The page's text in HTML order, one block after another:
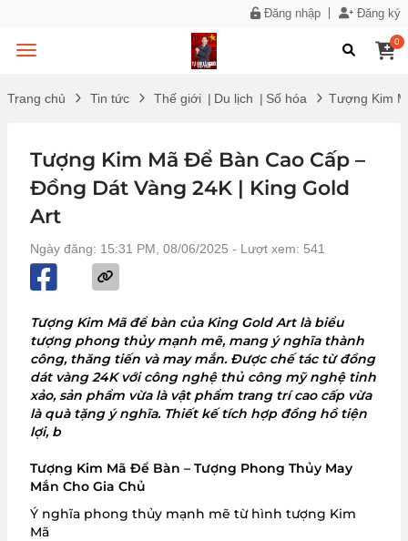
Đăng nhập Đăng ký
0
Trang chủ Tin tức Thế giới | Du lịch | Số hóa Tượng Kim
Tượng Kim Mã Để Bàn Cao Cấp –
Đồng Dát Vàng 24K | King Gold
Art
Ngày đăng: 15:31 PM, 08/06/2025 - Lượt xem: 541
Tượng Kim Mã để bàn của King Gold Art là biểu
tượng phong thủy mạnh mẽ, mang ý nghĩa thành
công, thăng tiến và may mắn. Được chế tác từ đồng
dát vàng 24K với công nghệ thủ công mỹ nghệ tinh
xảo, sản phẩm vừa là vật phẩm trang trí cao cấp vừa
là quà tặng ý nghĩa. Thiết kế tích hợp đồng hồ tiện
lợi, b
Tượng Kim Mã Để Bàn – Tượng Phong Thủy May
Mắn Cho Gia Chủ
Ý nghĩa phong thủy mạnh mẽ từ hình tượng Kim
Mã